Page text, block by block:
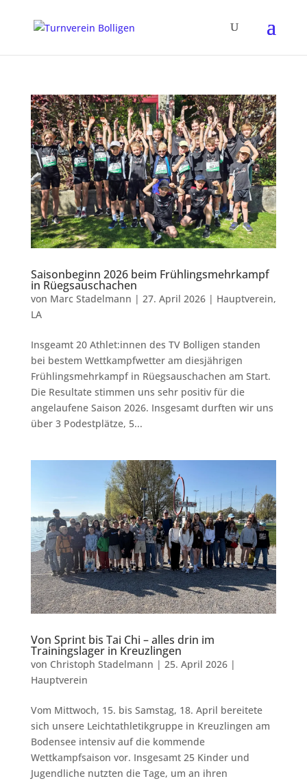
Saisonbeginn 2026 beim Frühlingsmehrkampf
in Rüegsauschachen
von Marc Stadelmann | 27. April 2026| Hauptverein,
LA
Insgeamt 20 Athlet:innen des TV Bolligen standen
bei bestem Wettkampfwetter am diesjährigen
Frühlingsmehrkampf in Rüegsauschachen am Start.
Die Resultate stimmen uns sehr positiv für die
angelaufene Saison 2026. Insgesamt durften wir uns
über 3 Podestplätze, 5...
Von Sprint bis Tai Chi – alles drin im
Trainingslager in Kreuzlingen
von Christoph Stadelmann | 25. April 2026|
Hauptverein
Vom Mittwoch, 15. bis Samstag, 18. April bereitete
sich unsere Leichtathletikgruppe in Kreuzlingen am
Bodensee intensiv auf die kommende
Wettkampfsaison vor. Insgesamt 25 Kinder und
Jugendliche nutzten die Tage, um an ihren